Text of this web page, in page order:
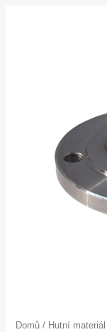
Domů/ Hutní materiál